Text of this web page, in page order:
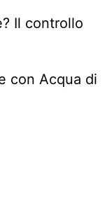
Il controllo
con Acqua di